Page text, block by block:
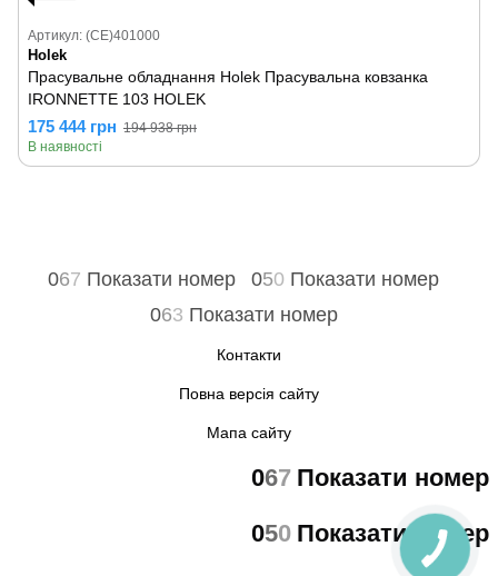
Артикул: (CE)401000
Holek
Прасувальне обладнання Holek Прасувальна ковзанка
IRONNETTE 103 HOLEK
175 444 грн 194 938 грн
В наявності
067 Показати номер 050 Показати номер
063 Показати номер
Контакти
Повна версія сайту
Мапа сайту
067 Показати номер
050 Показати номер